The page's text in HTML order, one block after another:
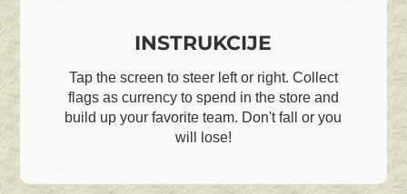
INSTRUKCIJE
Tap the screen to steer left or right. Collect
flags as currency to spend in the store and
build up your favorite team. Don't fall or you
will lose!